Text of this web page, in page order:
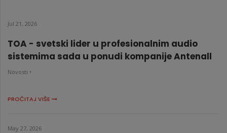
Jul 21, 2026
TOA - svetski lider u profesionalnim audio
sistemima sada u ponudi kompanije Antenall
Novosti •
PROČITAJ VIŠE
May 27, 2026